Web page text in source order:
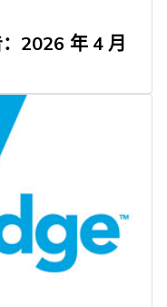
2026 年 4 月